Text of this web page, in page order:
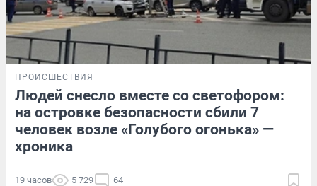
ПРОИСШЕСТВИЯ
Людей снесло вместе со светофором:
на островке безопасности сбили 7
человек возле «Голубого огонька» —
хроника
19 часов 5 729 64